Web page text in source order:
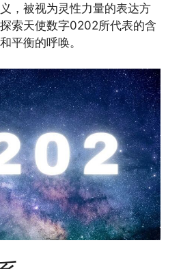
，被视为灵性力量的表达方
索天使数字0202所代表的含
平衡的呼唤。